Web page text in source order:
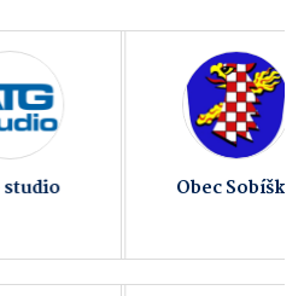
Hradní restaurace